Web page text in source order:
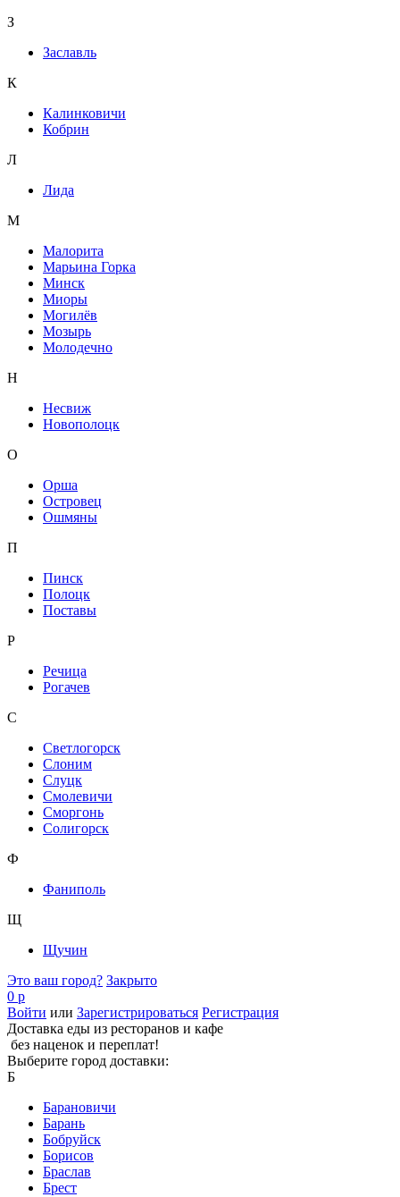
З
Заславль
К
Калинковичи
Кобрин
Л
Лида
М
Малорита
Марьина Горка
Минск
Миоры
Могилёв
Мозырь
Молодечно
Н
Несвиж
Новополоцк
О
Орша
Островец
Ошмяны
П
Пинск
Полоцк
Поставы
Р
Речица
Рогачев
С
Светлогорск
Слоним
Слуцк
Смолевичи
Сморгонь
Солигорск
Ф
Фаниполь
Щ
Щучин
Это ваш город? Закрыто
0 р
Войти или Зарегистрироваться Регистрация
Доставка еды из ресторанов и кафе
без наценок и переплат!
Выберите город доставки:
Б
Барановичи
Барань
Бобруйск
Борисов
Браслав
Брест